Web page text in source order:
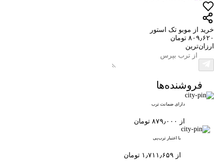
خرید از موبو تک استور
۸۰۹٫۶۲۰ تومان
ارزان‌ترین
فروشنده‌ها
دارای ضمانت ترب
از ۸۷۹٫۰۰۰ تومان
با اعتبار ترب‌پی
از ۱٫۷۱۱٫۶۵۹ تومان